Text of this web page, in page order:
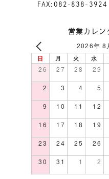
FAX:082-838-3924
営業カレン
2026年 8
日 月 火 水
26 27 28 29
2 3 4 5
9 10 11 12
16 17 18 19
23 24 25 26
30 31 1 2